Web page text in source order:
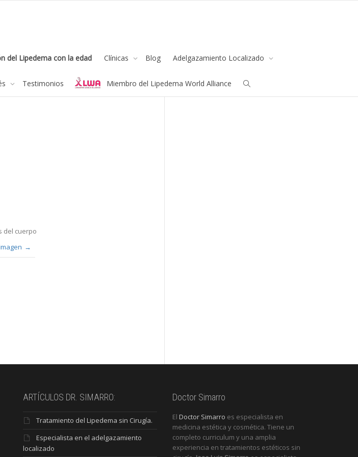
del Lipedema con la edad Clínicas Blog Adelgazamiento Localizado
Testimonios Miembro del Lipedema World Alliance
del cuerpo
ARTÍCULOS DR. SIMARRO:
Tratamiento del Lipedema sin Cirugía.
Especialista en el adelgazamiento
localizado
Doctor Simarro
El Doctor Simarro es especialista en
medicina estética y cosmética. Tiene un
completo curriculum y una amplia
experiencia en tratamientos estéticos sin